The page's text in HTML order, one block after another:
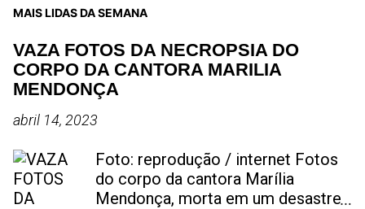
MAIS LIDAS DA SEMANA
VAZA FOTOS DA NECROPSIA DO
CORPO DA CANTORA MARILIA
MENDONÇA
abril 14, 2023
Foto: reprodução / internet Fotos
do corpo da cantora Marília
Mendonça, morta em um desastre